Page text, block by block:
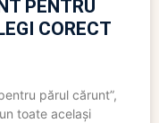
PENTRU
CORECT
părul cărunt”,
toate același